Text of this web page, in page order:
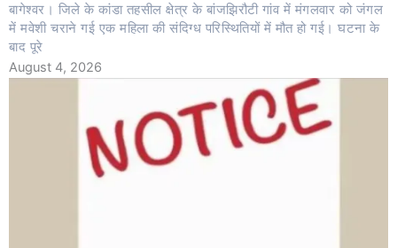
बागेश्वर। जिले के कांडा तहसील क्षेत्र के बांजझिरौटी गांव में मंगलवार को जंगल
में मवेशी चराने गई एक महिला की संदिग्ध परिस्थितियों में मौत हो गई। घटना के
बाद पूरे
August 4, 2026